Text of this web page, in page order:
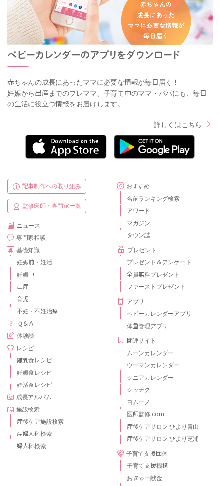
赤ちゃんの成長にあったママに必要な情報が毎日届く！
妊娠から出産までのプレママ、子育て中のママ・パパにも、毎日
の生活に役立つ情報をお届けします。
詳しくはこちら
記事制作への取り組み
監修医師・専門家一覧
ニュース
専門家相談
基礎知識
妊娠前・妊活
妊娠中
出産
育児
不妊・不妊治療
Ｑ＆Ａ
体験談
レシピ
離乳食レシピ
妊娠食レシピ
妊活食レシピ
成長アルバム
施設検索
産後ケア施設検索
産婦人科検索
婦人科検索
おすすめ
名前ランキング検索
アワード
マガジン
タウン誌
プレゼント
プレゼント＆アンケート
全員無料プレゼント
ファーストプレゼント
アプリ
ベビーカレンダーアプリ
体重管理アプリ
関連サイト
ムーンカレンダー
ウーマンカレンダー
シニアカレンダー
シッテク
ヨムーノ
医師監修.com
産後ケアサロン ひより青山
産後ケアサロン ひより芝浦
子育て支援団体
子育て支援機構
おぎゃー献金